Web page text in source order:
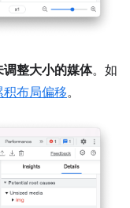
调整大小的媒体。如
积布局偏移。